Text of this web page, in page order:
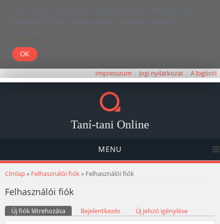
Kedves Olvasó! Weboldalunk böngészésével Ön elfogadja, hogy a
felhasználói élmény javítása céljából cookie-kat használunk.
Köszönjük!
Impresszum Jogi nyilatkozat A logóról
Taní-tani Online
MENU
Jelenlegi hely
Címlap» Felhasználói fiók» Felhasználói fiók
Felhasználói fiók
Elsődleges fülek
Új fiók létrehozása (aktív fül)Bejelentkezés Új jelszó igénylése